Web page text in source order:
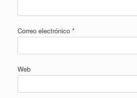
Correo electrónico *
Web